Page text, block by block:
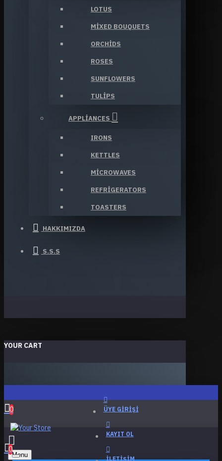
LOTUS
MIXED BOUQUETS
ORCHIDS
ROSES
SUNFLOWERS
TULIPS
APPLIANCES
IRONS
KETTLES
MICROWAVES
REFRIGERATORS
TOASTERS
HAKKIMIZDA
S.S.S
YOUR CART
ÜYE GIRIŞI
KAYIT OL
İLETIŞIM
0
0
Menu